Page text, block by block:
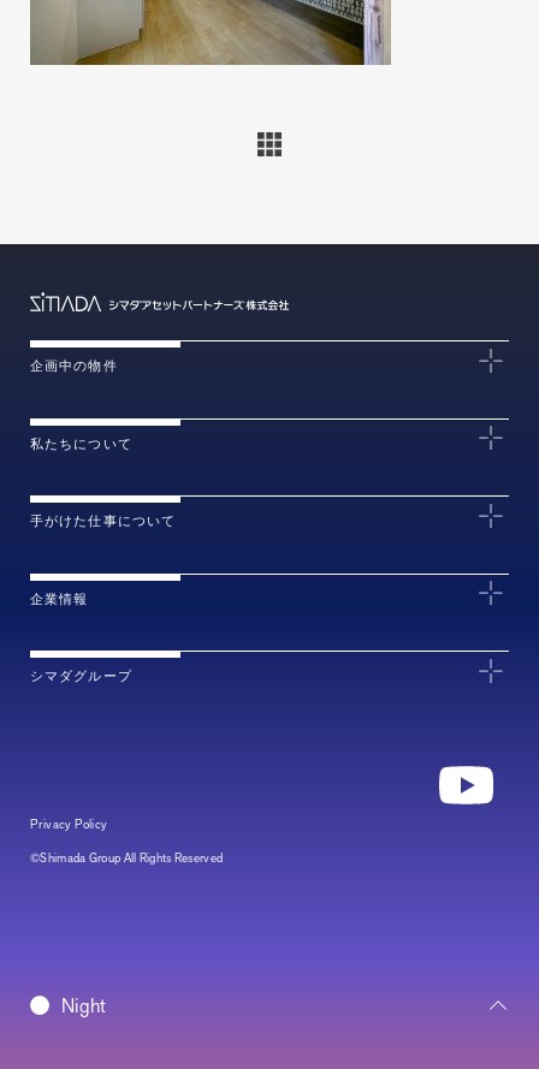
Daybreak
Night
企画中の物件
私たちについて
手がけた仕事について
企業情報
シマダグループ
Privacy Policy
©Shimada Group All Rights Reserved